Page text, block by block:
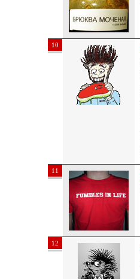
10
11
12